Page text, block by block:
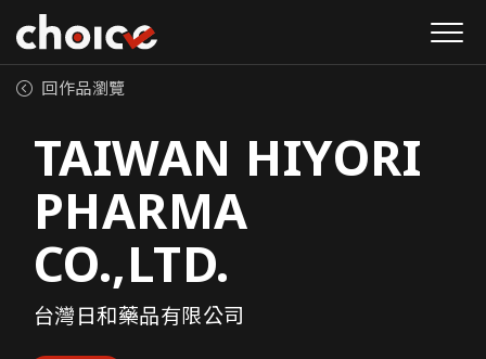
回作品瀏覽
TAIWAN HIYORI
PHARMA
CO.,LTD.
台灣日和藥品有限公司